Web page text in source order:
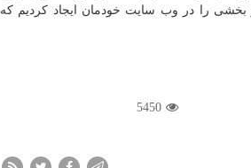
بخشی را در وب سایت خودمان ایجاد كردیم كه
5450